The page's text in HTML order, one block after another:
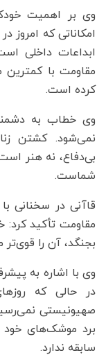
وی بر اهمیت
امکاناتی که
ابداعات داخلی
مقاومت با کمترین
کرده است.
وی خطاب به
نمی‌شود. کشتن
بی‌دفاع، نه هنر
شماست.
قاآنی در سخنانی
مقاومت تأکید
بجنگد، آن را قوی‌تر
وی با اشاره به
در حالی که
برد موشک‌های خود
سابقه ندارد.